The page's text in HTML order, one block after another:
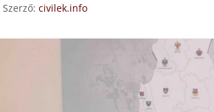
Szerző: civilek.info